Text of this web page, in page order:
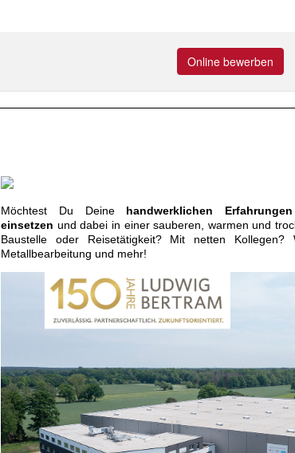
Online bewerben
Möchtest Du Deine handwerklichen Erfahrungen
einsetzen und dabei in einer sauberen, warmen und
Baustelle oder Reisetätigkeit? Mit netten
Metallbearbeitung und mehr!